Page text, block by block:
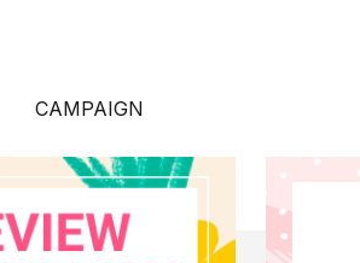
CAMPAIGN